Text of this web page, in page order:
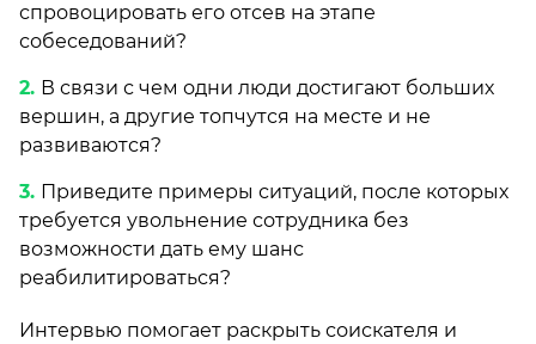
спровоцировать его отсев на этапе
собеседований?
В связи с чем одни люди достигают больших
вершин, а другие топчутся на месте и не
развиваются?
Приведите примеры ситуаций, после которых
требуется увольнение сотрудника без
возможности дать ему шанс
реабилитироваться?
Интервью помогает раскрыть соискателя и